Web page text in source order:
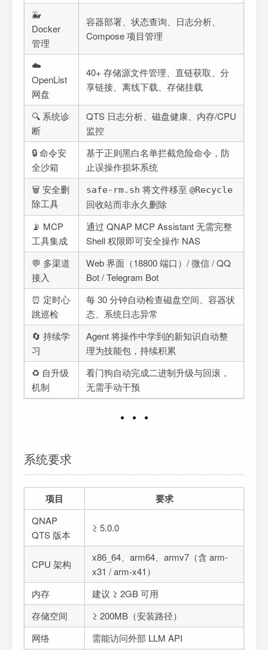
🐳
Docker
管理
容器部署、状态查询、日志分析、
Compose 项目管理
☁️
OpenList
网盘
40+ 存储源文件管理、直链获取、分
享链接、离线下载、存储挂载
🔍 系统诊
断
QTS 日志分析、磁盘健康、内存/CPU
监控
🔒 命令安
全沙箱
基于正则黑白名单拦截危险命令，防
止误操作损坏系统
🗑️ 安全删
除工具
safe-rm.sh 将文件移至 @Recycle
回收站而非永久删除
📡 MCP
工具集成
通过 QNAP MCP Assistant 无需完整
Shell 权限即可安全操作 NAS
💬 多渠道
接入
Web 界面（18800 端口）/ 微信 / QQ
Bot / Telegram Bot
⏰ 定时心
跳巡检
每 30 分钟自动检查磁盘空间、容器状
态、系统日志异常
🔄 持续学
习
Agent 将操作中学到的新知识自动整
理为技能包，持续积累
♻️ 自升级
机制
看门狗自动完成二进制升级与回滚，
无需手动干预
系统要求
项目 要求
QNAP
QTS 版本
≥ 5.0.0
CPU 架构
x86_64、arm64、armv7（含 arm-
x31 / arm-x41）
内存
建议 ≥ 2GB 可用
存储空间
≥ 200MB（安装路径）
网络
需能访问外部 LLM API